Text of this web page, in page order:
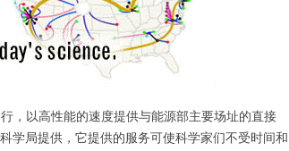
，以高性能的速度提供与能源部主要场址的直接
学局提供，它提供的服务可使科学家们不受时间和